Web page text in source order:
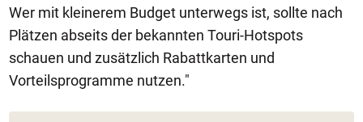
Wer mit kleinerem Budget unterwegs ist, sollte nach
Plätzen abseits der bekannten Touri-Hotspots
schauen und zusätzlich Rabattkarten und
Vorteilsprogramme nutzen."